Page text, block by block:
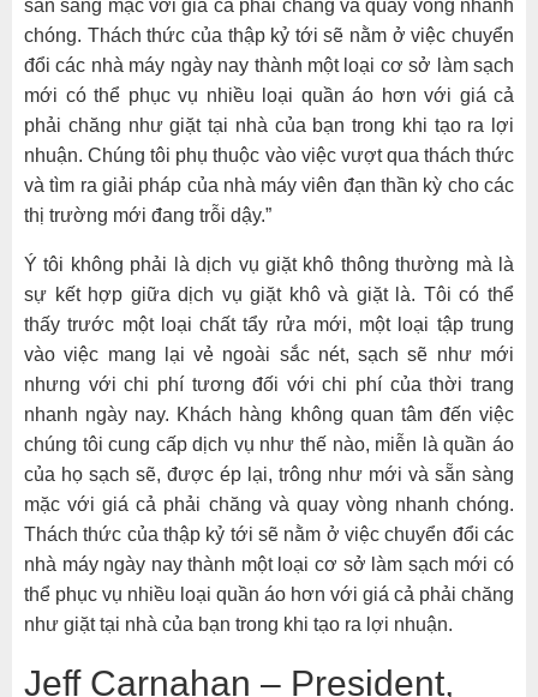
sẵn sàng mặc với giá cả phải chăng và quay vòng nhanh
chóng. Thách thức của thập kỷ tới sẽ nằm ở việc chuyển
đổi các nhà máy ngày nay thành một loại cơ sở làm sạch
mới có thể phục vụ nhiều loại quần áo hơn với giá cả
phải chăng như giặt tại nhà của bạn trong khi tạo ra lợi
nhuận. Chúng tôi phụ thuộc vào việc vượt qua thách thức
và tìm ra giải pháp của nhà máy viên đạn thần kỳ cho các
thị trường mới đang trỗi dậy.”
Ý tôi không phải là dịch vụ giặt khô thông thường mà là
sự kết hợp giữa dịch vụ giặt khô và giặt là. Tôi có thể
thấy trước một loại chất tẩy rửa mới, một loại tập trung
vào việc mang lại vẻ ngoài sắc nét, sạch sẽ như mới
nhưng với chi phí tương đối với chi phí của thời trang
nhanh ngày nay. Khách hàng không quan tâm đến việc
chúng tôi cung cấp dịch vụ như thế nào, miễn là quần áo
của họ sạch sẽ, được ép lại, trông như mới và sẵn sàng
mặc với giá cả phải chăng và quay vòng nhanh chóng.
Thách thức của thập kỷ tới sẽ nằm ở việc chuyển đổi các
nhà máy ngày nay thành một loại cơ sở làm sạch mới có
thể phục vụ nhiều loại quần áo hơn với giá cả phải chăng
như giặt tại nhà của bạn trong khi tạo ra lợi nhuận.
Jeff Carnahan – President,